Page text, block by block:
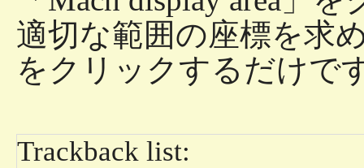
適切な範囲の座標を求
をクリックするだけで
Trackback list: